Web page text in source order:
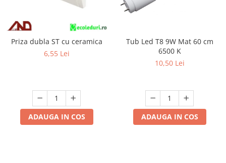
Priza dubla ST cu ceramica
6,55 Lei
ADAUGA IN COS
Tub Led T8 9W Mat 60 cm
6500 K
10,50 Lei
ADAUGA IN COS